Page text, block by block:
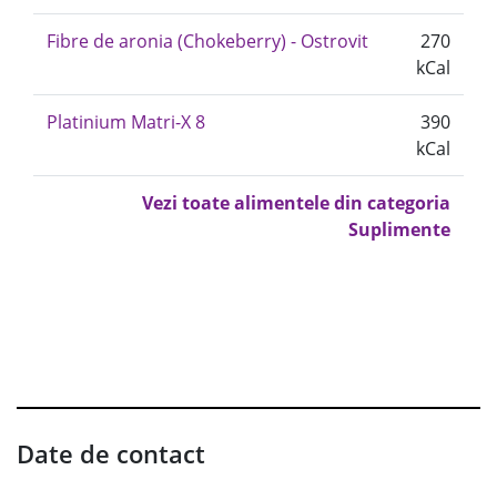
Fibre de aronia (Chokeberry) - Ostrovit
270
kCal
Platinium Matri-X 8
390
kCal
Vezi toate alimentele din categoria
Suplimente
Date de contact